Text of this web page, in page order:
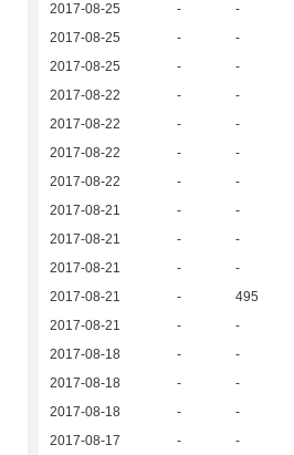
2017-08-25
- -
2017-08-25
- -
2017-08-25
- -
2017-08-22
- -
2017-08-22
- -
2017-08-22
- -
2017-08-22
- -
2017-08-21
- -
2017-08-21
- -
2017-08-21
- -
2017-08-21
- 495
2017-08-21
- -
2017-08-18
- -
2017-08-18
- -
2017-08-18
- -
2017-08-17
- -